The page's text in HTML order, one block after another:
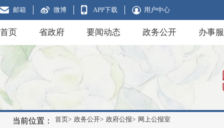
邮箱 微博 APP下载 用户中心
首页 省政府 要闻动态 政务公开 办事
当前位置： 首页> 政务公开> 政府公报> 网上公报室